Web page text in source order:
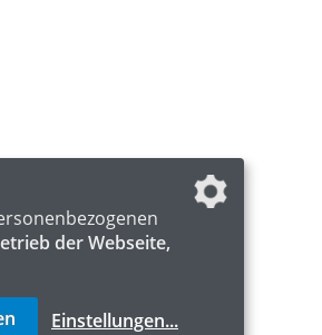
der Webseite,
Einstellungen...